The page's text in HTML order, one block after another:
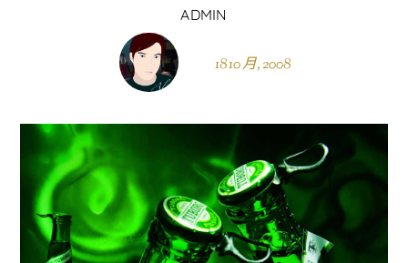
ADMIN
18 10 月, 2008